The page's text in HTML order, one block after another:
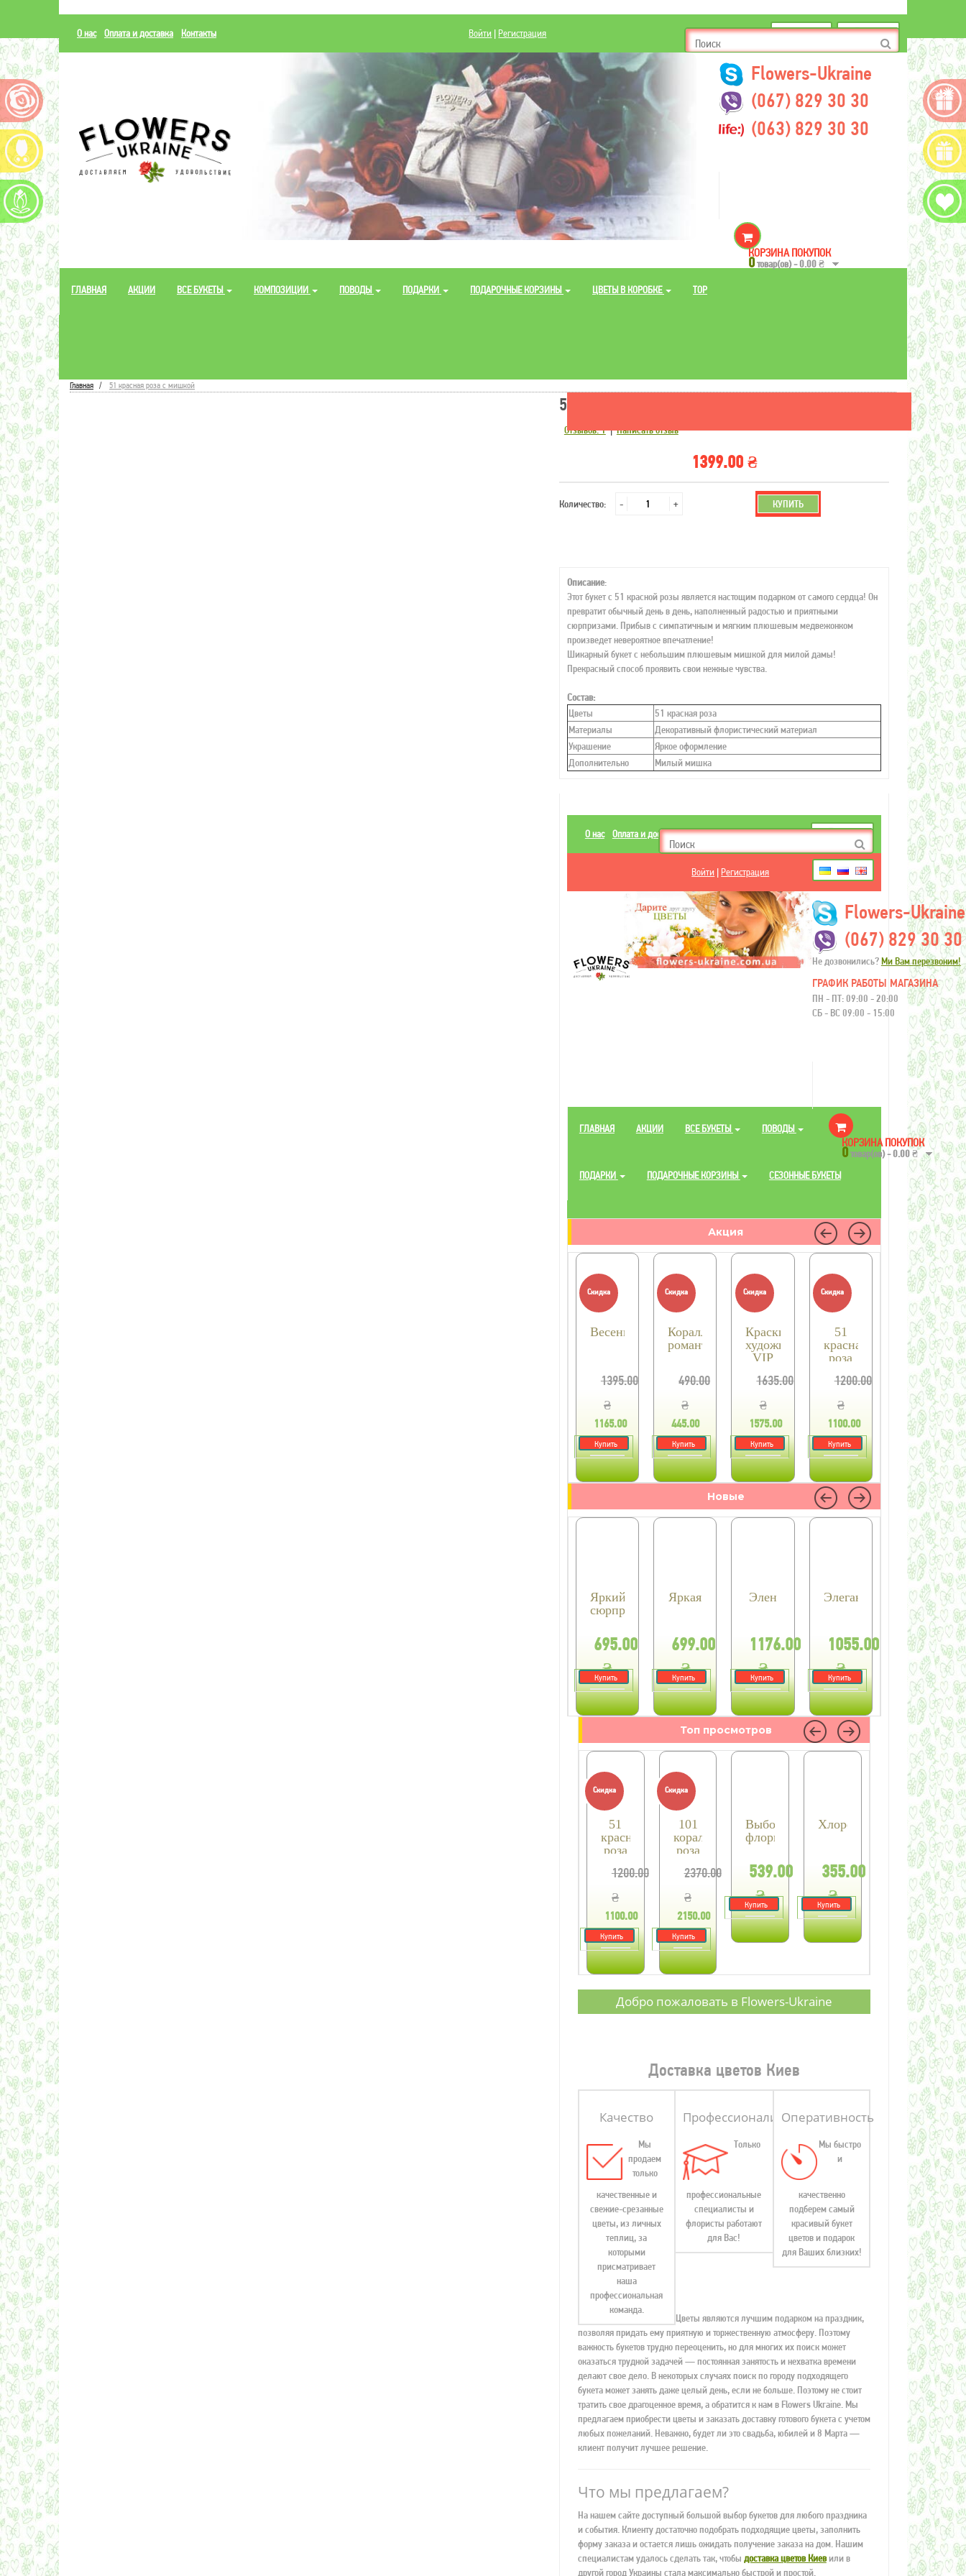
О нас Оплата и доставка Контакты Войти | Регистрация € ₴ $ руб
Flowers-Ukraine
(067) 829 30 30
(063) 829 30 30
КОРЗИНА ПОКУПОК
0товар(ов) - 0.00 ₴
ГЛАВНАЯ АКЦИИ ВСЕ БУКЕТЫ КОМПОЗИЦИИ ПОВОДЫ ПОДАРКИ ПОДАРОЧНЫЕ КОРЗИНЫ ЦВЕТЫ В КОРОБКЕ TOP
Главная 51 красная роза с мишкой
51 красная роза с мишкой
Отзывов: 1|Написать отзыв
1399.00 ₴
Количество: - + КУПИТЬ
Описание:
Этот букет с 51 красной розы является настощим подарком от самого сердца! Он
превратит обычный день в день, наполненный радостью и приятными
сюрпризами. Прибыв с симпатичным и мягким плюшевым медвежонком
произведет невероятное впечатление!
Шикарный букет с небольшим плюшевым мишкой для милой дамы!
Прекрасный способ проявить свои нежные чувства.
Состав:
Цветы
51 красная роза
Материалы
Декоративный флористический материал
Украшение
Яркое оформление
Дополнительно
Милый мишка
О нас Оплата и доставка Контакты
Войти | Регистрация
€ ₴ $ руб
Flowers-Ukraine
(067) 829 30 30
Не дозвонились?Ми Вам перезвоним!
ГРАФИК РАБОТЫ МАГАЗИНА
ПН - ПТ: 09:00 - 20:00
СБ - ВС 09:00 - 15:00
КОРЗИНА ПОКУПОК
0товар(ов) - 0.00 ₴
ГЛАВНАЯ АКЦИИ ВСЕ БУКЕТЫ ПОВОДЫ
ПОДАРКИ ПОДАРОЧНЫЕ КОРЗИНЫ СЕЗОННЫЕ БУКЕТЫ
Акция
Скидка
Весенний
1395.00
₴
1165.00
₴
Купить
Скидка
Коралловая
романтика
490.00
₴
445.00
₴
Купить
Скидка
Краски
художника
VIP
1635.00
₴
1575.00
₴
Купить
Скидка
51
красная
роза
1200.00
₴
1100.00
₴
Купить
Новые
Яркий
сюрприз
695.00
₴
Купить
Яркая
699.00
₴
Купить
Элен
1176.00
₴
Купить
Элегантность
1055.00
₴
Купить
Топ просмотров
Скидка
51
красная
роза
1200.00
₴
1100.00
₴
Купить
Скидка
101
коралловая
роза
2370.00
₴
2150.00
₴
Купить
Выбор
флориста
539.00
₴
Купить
Хлорофитум
355.00
₴
Купить
Добро пожаловать в Flowers-Ukraine
Доставка цветов Киев
Качество
Мы
продаем
только
качественные и
свежие-срезанные
цветы, из личных
теплиц, за
которыми
присматривает
наша
профессиональная
команда.
Профессионализм
Только
профессиональные
специалисты и
флористы работают
для Вас!
Оперативность
Мы быстро
и
качественно
подберем самый
красивый букет
цветов и подарок
для Ваших близких!
Цветы являются лучшим подарком на праздник,
позволяя придать ему приятную и торжественную атмосферу. Поэтому
важность букетов трудно переоценить, но для многих их поиск может
оказаться трудной задачей — постоянная занятость и нехватка времени
делают свое дело. В некоторых случаях поиск по городу подходящего
букета может занять даже целый день, если не больше. Поэтому не стоит
тратить свое драгоценное время, а обратится к нам в Flowers Ukraine. Мы
предлагаем приобрести цветы и заказать доставку готового букета с учетом
любых пожеланий. Неважно, будет ли это свадьба, юбилей и 8 Марта —
клиент получит лучшее решение.
Что мы предлагаем?
На нашем сайте доступный большой выбор букетов для любого праздника
и события. Клиенту достаточно подобрать подходящие цветы, заполнить
форму заказа и остается лишь ожидать получение заказа на дом. Нашим
специалистам удалось сделать так, чтобы доставка цветов Киевили в
другой город Украины стала максимально быстрой и простой.